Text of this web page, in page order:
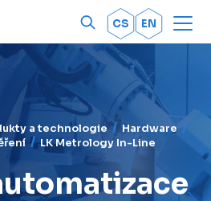
CS EN Menu
a technologie
Hardware
LK Metrology In-Line